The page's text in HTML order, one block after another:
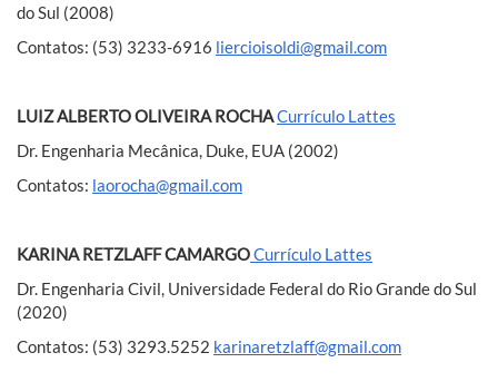
do Sul (2008)
Contatos: (53) 3233-6916 liercioisoldi@gmail.com
LUIZ ALBERTO OLIVEIRA ROCHACurrículo Lattes
Dr. Engenharia Mecânica, Duke, EUA (2002)
Contatos: laorocha@gmail.com
KARINA RETZLAFF CAMARGOCurrículo Lattes
Dr. Engenharia Civil, Universidade Federal do Rio Grande do Sul
(2020)
Contatos: (53) 3293.5252 karinaretzlaff@gmail.com